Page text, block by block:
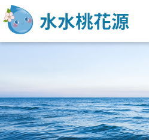
最新訊息
法規訊息